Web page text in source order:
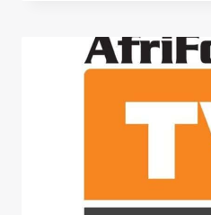
VIR
ONS
KINDERS